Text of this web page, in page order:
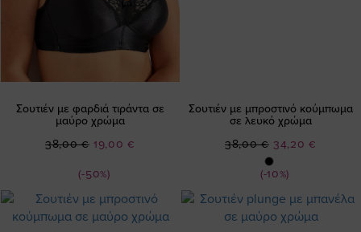
Σουτιέν με φαρδιά τιράντα σε
μαύρο χρώμα
(-50%)
Ειδική
19,00 €
38,00 €
Σουτιέν με μπροστινό κούμπωμα
σε λευκό χρώμα
(-10%)
Ειδική
Τιμή
34,20 €
38,00 €